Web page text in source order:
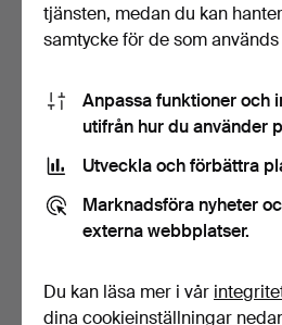
Skrivbordssekretär i
1700-talsstil, valnöt…
752 USD
Kista
35
tjänsten, medan du kan
samtycke för de som
Anpassa funktioner och
utifrån hur du använder
Utveckla och förbättra
Marknadsföra nyheter
externa webbplatser.
Du kan läsa mer i vår
dina cookieinställningar